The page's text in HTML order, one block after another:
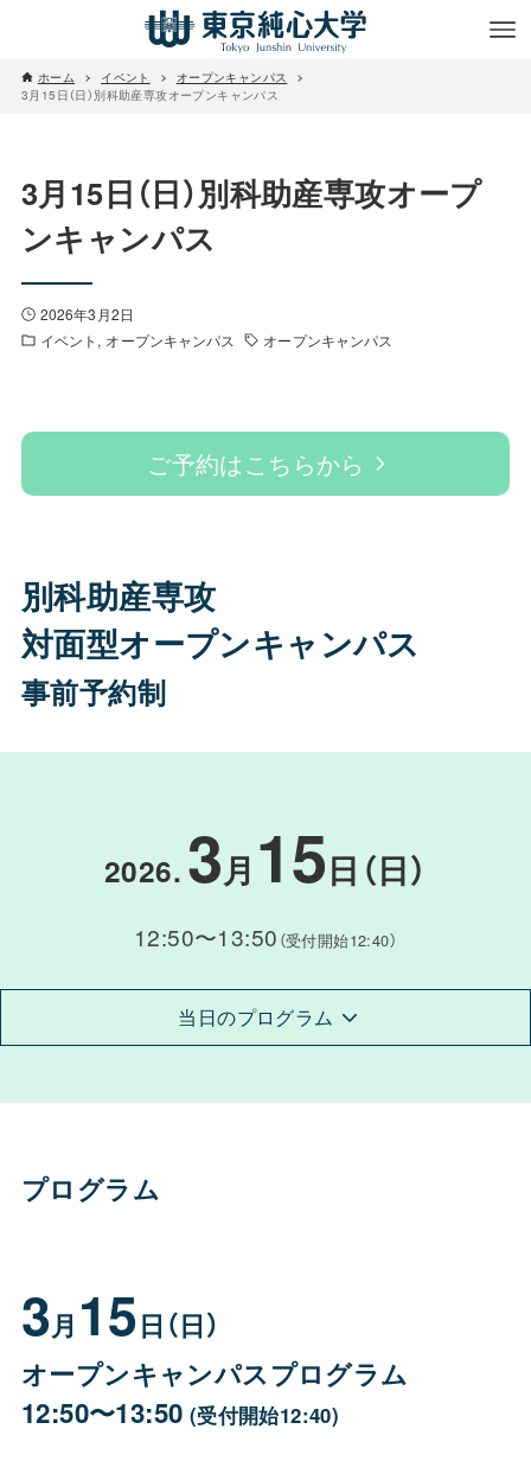
ホーム イベント
オープンキャンパス
3月15日（日）別科助産専攻オープンキャンパス
3月15日（日）別科助産専攻オープ
ンキャンパス
2026年3月2日
イベント
オープンキャンパス オープンキャンパス
ご予約はこちらから
別科助産専攻
対面型オープンキャンパス
事前予約制
2026.3月 15日（日）
12:50〜13:50 （受付開始12:40）
当日のプログラム
プログラム
3月 15日（日）
オープンキャンパスプログラム
12:50〜13:50 (受付開始12:40)